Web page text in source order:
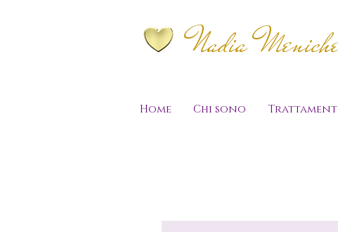
Nadia
Home Chi sono